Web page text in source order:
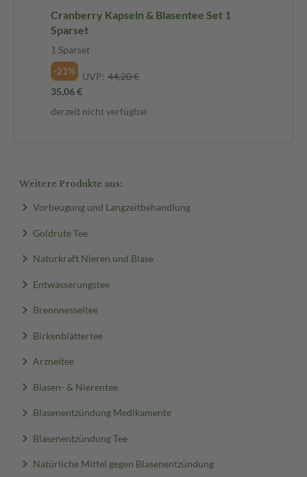
Cranberry Kapseln & Blasentee Set 1
Sparset
1 Sparset
-21%
UVP: 44,20 €
35,06 €
derzeit nicht verfügbar
Weitere Produkte aus:
Vorbeugung und Langzeitbehandlung
Goldrute Tee
Naturkraft Nieren und Blase
Entwässerungstee
Brennnesseltee
Birkenblättertee
Arzneitee
Blasen- & Nierentee
Blasenentzündung Medikamente
Blasenentzündung Tee
Natürliche Mittel gegen Blasenentzündung